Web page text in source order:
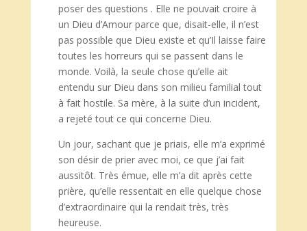
poser des questions . Elle ne pouvait croire à
un Dieu d’Amour parce que, disait-elle, il n’est
pas possible que Dieu existe et qu’Il laisse faire
toutes les horreurs qui se passent dans le
monde. Voilà, la seule chose qu’elle ait
entendu sur Dieu dans son milieu familial tout
à fait hostile. Sa mère, à la suite d’un incident,
a rejeté tout ce qui concerne Dieu.
Un jour, sachant que je priais, elle m’a exprimé
son désir de prier avec moi, ce que j’ai fait
aussitôt. Très émue, elle m’a dit après cette
prière, qu’elle ressentait en elle quelque chose
d’extraordinaire qui la rendait très, très
heureuse.